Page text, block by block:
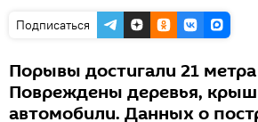
Подписаться
Порывы достигали 21
Повреждены деревья,
автомобили. Данных о